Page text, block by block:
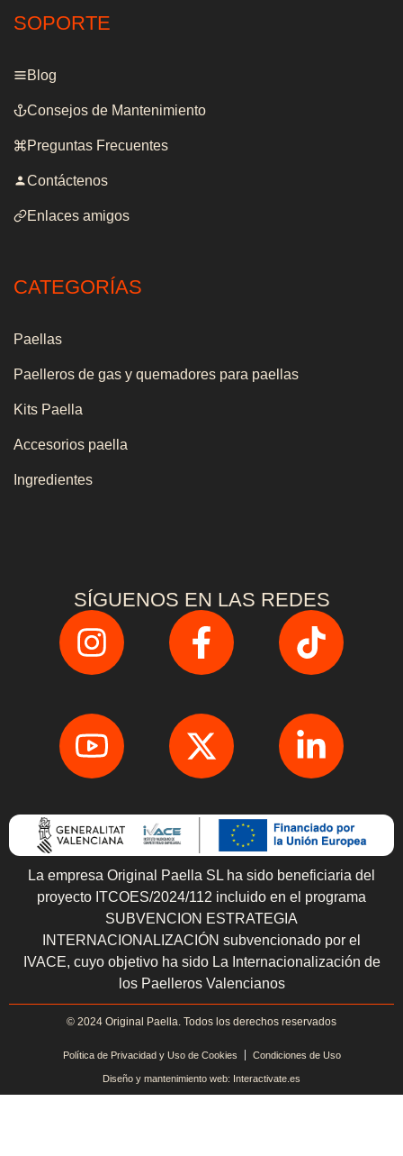
SOPORTE
Blog
Consejos de Mantenimiento
Preguntas Frecuentes
Contáctenos
Enlaces amigos
CATEGORÍAS
Paellas
Paelleros de gas y quemadores para paellas
Kits Paella
Accesorios paella
Ingredientes
SÍGUENOS EN LAS REDES
La empresa Original Paella SL ha sido beneficiaria del
proyecto ITCOES/2024/112 incluido en el programa
SUBVENCION ESTRATEGIA
INTERNACIONALIZACIÓN subvencionado por el
IVACE, cuyo objetivo ha sido La Internacionalización de
los Paelleros Valencianos
© 2024 Original Paella. Todos los derechos reservados
Política de Privacidad y Uso de Cookies Condiciones de Uso
Diseño y mantenimiento web: Interactivate.es